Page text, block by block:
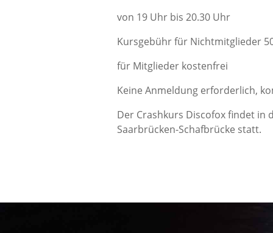
von 19 Uhr bis 20.30 Uhr
Kursgebühr für Nichtmitglieder
für Mitglieder kostenfrei
Keine Anmeldung erforderlich,
Der Crashkurs Discofox findet in
Saarbrücken-Schafbrücke statt.